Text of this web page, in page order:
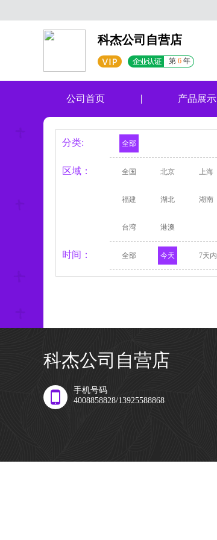
科杰公司自营店
第 6 年
公司首页 产品展示
分类: 全部
区域： 全国 北京 上海
福建 湖北 湖南
台湾 港澳
时间： 全部 今天 7天内
科杰公司自营店
手机号码
4008858828/13925588868